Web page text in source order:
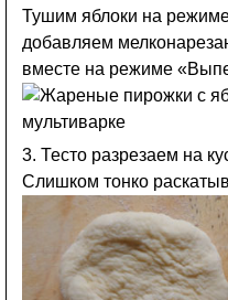
Тушим яблоки на
добавляем
вместе на режиме
3. Тесто разрезаем на
Слишком тонко